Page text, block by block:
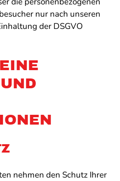
nur nach unseren
der DSGVO
nehmen den Schutz Ihrer